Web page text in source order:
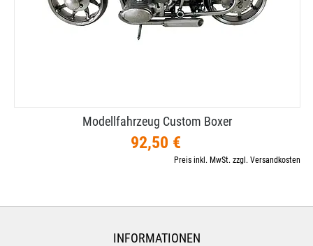
Modellfahrzeug Custom Boxer
92,50 €
Preis inkl. MwSt. zzgl. Versandkosten
INFORMATIONEN